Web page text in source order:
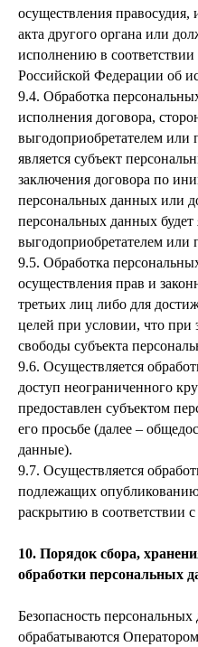
осуществления правосудия,
акта другого органа или
исполнению в соответствии
Российской Федерации об
9.4. Обработка
исполнения договора,
выгодоприобретателем или
является субъект
заключения договора по
персональных данных или
персональных данных будет
выгодоприобретателем или
9.5. Обработка
осуществления прав и
третьих лиц либо для
целей при условии, что при
свободы субъекта
9.6. Осуществляется
доступ неограниченного
предоставлен субъектом
его просьбе (далее –
данные).
9.7. Осуществляется
подлежащих
раскрытию в соответствии
10. Порядок сбора,
обработки персональных
Безопасность
обрабатываются